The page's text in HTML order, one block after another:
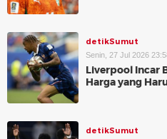
detikSumut
Senin, 27 Jul 2026
Liverpool Incar
Harga yang
detikSumut